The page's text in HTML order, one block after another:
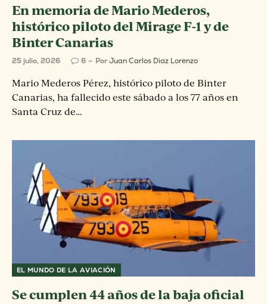
En memoria de Mario Mederos,
histórico piloto del Mirage F-1 y de
Binter Canarias
25 julio, 2026 6 PorJuan Carlos Diaz Lorenzo
Mario Mederos Pérez, histórico piloto de Binter
Canarias, ha fallecido este sábado a los 77 años en
Santa Cruz de…
EL MUNDO DE LA AVIACIÓN
Se cumplen 44 años de la baja oficial